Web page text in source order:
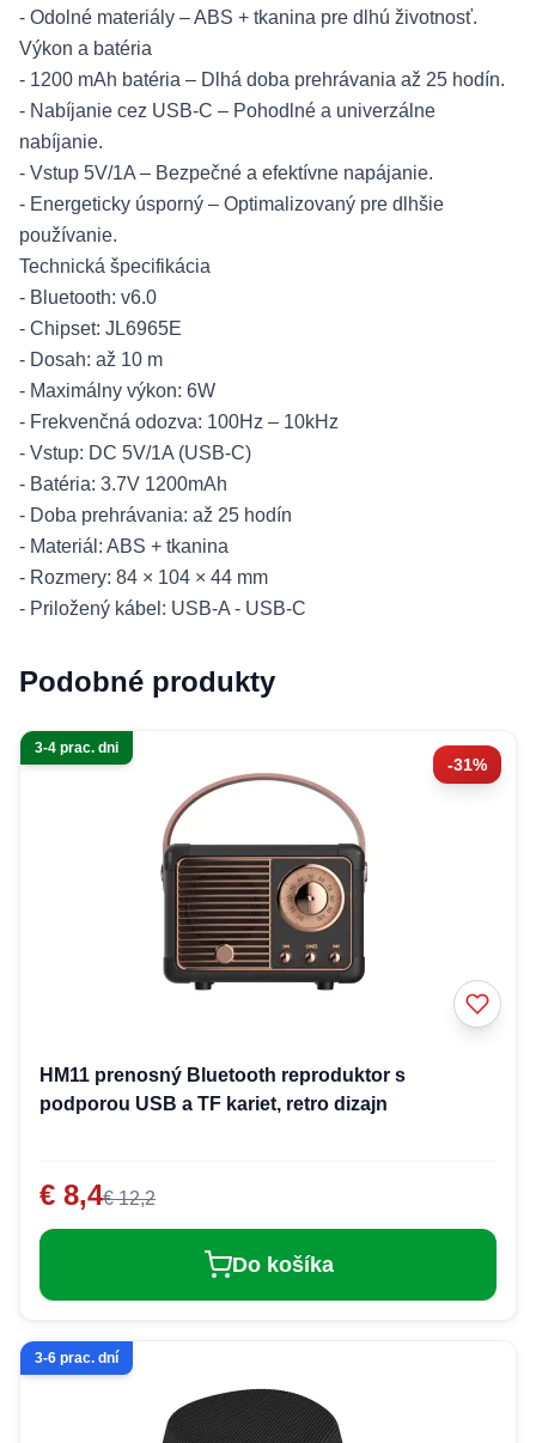
- Odolné materiály – ABS + tkanina pre dlhú životnosť.
Výkon a batéria
- 1200 mAh batéria – Dlhá doba prehrávania až 25 hodín.
- Nabíjanie cez USB-C – Pohodlné a univerzálne
nabíjanie.
- Vstup 5V/1A – Bezpečné a efektívne napájanie.
- Energeticky úsporný – Optimalizovaný pre dlhšie
používanie.
Technická špecifikácia
- Bluetooth: v6.0
- Chipset: JL6965E
- Dosah: až 10 m
- Maximálny výkon: 6W
- Frekvenčná odozva: 100Hz – 10kHz
- Vstup: DC 5V/1A (USB-C)
- Batéria: 3.7V 1200mAh
- Doba prehrávania: až 25 hodín
- Materiál: ABS + tkanina
- Rozmery: 84 × 104 × 44 mm
- Priložený kábel: USB-A - USB-C
Podobné produkty
-31%
3-4 prac. dni
HM11 prenosný Bluetooth reproduktor s
podporou USB a TF kariet, retro dizajn
€ 8,4€ 12,2
Do košíka
3-6 prac. dní